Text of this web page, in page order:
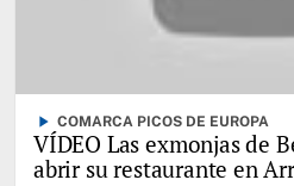
play_arrow COMARCA PICOS DE EUROPA
VÍDEO Las exmonjas de
abrir su restaurante en